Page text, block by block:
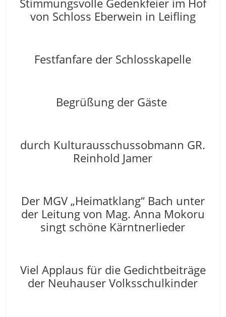
von Schloss Eberwein in Leifling
Festfanfare der Schlosskapelle
Begrüßung der Gäste
durch Kulturausschussobmann GR.
Reinhold Jamer
Der MGV „Heimatklang“ Bach unter
der Leitung von Mag. Anna Mokoru
singt schöne Kärntnerlieder
Viel Applaus für die Gedichtbeiträge
der Neuhauser Volksschulkinder